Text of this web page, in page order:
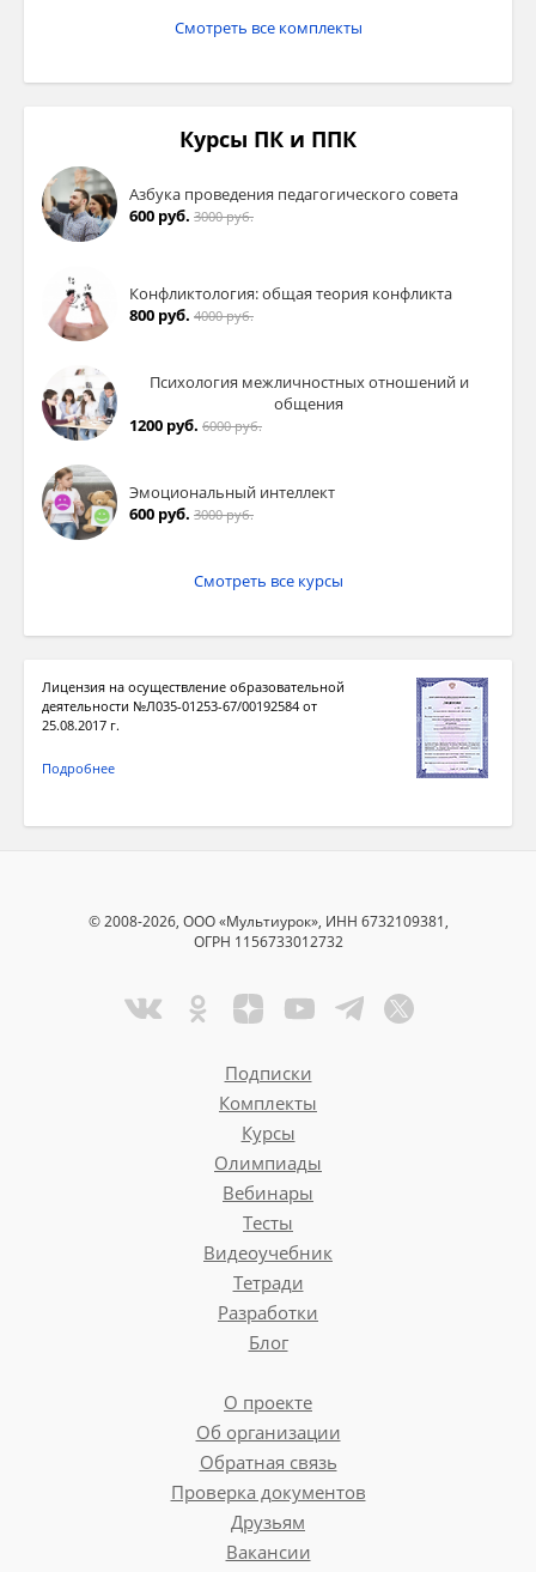
Смотреть все комплекты
Курсы ПК и ППК
Азбука проведения педагогического совета
600 руб. 3000 руб.
Конфликтология: общая теория конфликта
800 руб. 4000 руб.
Психология межличностных отношений и
общения
1200 руб. 6000 руб.
Эмоциональный интеллект
600 руб. 3000 руб.
Смотреть все курсы
Лицензия на осуществление образовательной
деятельности №Л035-01253-67/00192584 от
25.08.2017 г.
Подробнее
© 2008-2026, ООО «Мультиурок», ИНН 6732109381,
ОГРН 1156733012732
Подписки
Комплекты
Курсы
Олимпиады
Вебинары
Тесты
Видеоучебник
Тетради
Разработки
Блог
О проекте
Об организации
Обратная связь
Проверка документов
Друзьям
Вакансии